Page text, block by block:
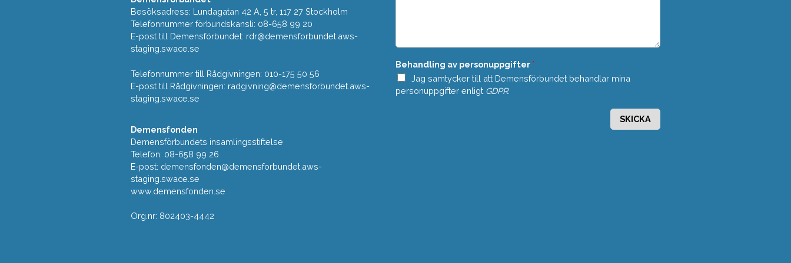
Besöksadress: Lundagatan 42 A, 5 tr, 117 27 Stockholm
Telefonnummer förbundskansli: 08-658 99 20
E-post till Demensförbundet: rdr@demensforbundet.aws-
staging.swace.se
Telefonnummer till Rådgivningen: 010-175 50 56
E-post till Rådgivningen: radgivning@demensforbundet.aws-
staging.swace.se
Demensfonden
Demensförbundets insamlingsstiftelse
Telefon: 08-658 99 26
E-post: demensfonden@demensforbundet.aws-
staging.swace.se
www.demensfonden.se
Org.nr: 802403-4442
a
d
e
*
Behandling av personuppgifter *
Jag samtycker till att Demensförbundet behandlar mina
personuppgifter enligt GDPR.
SKICKA